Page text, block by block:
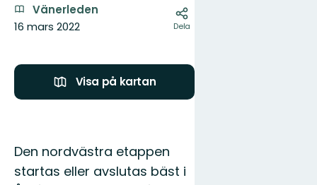
Vänerleden
16 mars 2022
Dela
Visa på kartan
Den nordvästra etappen
startas eller avslutas bäst i